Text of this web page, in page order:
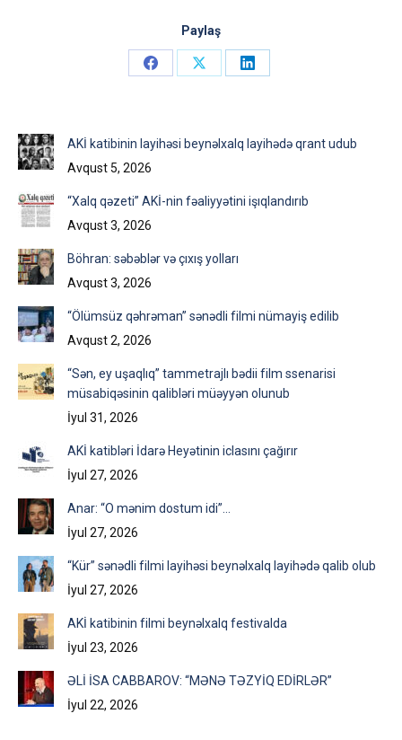
Paylaş
Share
Share
Share
AKİ katibinin layihəsi beynəlxalq layihədə qrant udub
Avqust 5, 2026
“Xalq qəzeti” AKİ-nin fəaliyyətini işıqlandırıb
Avqust 3, 2026
Böhran: səbəblər və çıxış yolları
Avqust 3, 2026
“Ölümsüz qəhrəman” sənədli filmi nümayiş edilib
Avqust 2, 2026
“Sən, ey uşaqlıq” tammetrajlı bədii film ssenarisi
müsabiqəsinin qalibləri müəyyən olunub
İyul 31, 2026
AKİ katibləri İdarə Heyətinin iclasını çağırır
İyul 27, 2026
Anar: “O mənim dostum idi”…
İyul 27, 2026
“Kür” sənədli filmi layihəsi beynəlxalq layihədə qalib olub
İyul 27, 2026
AKİ katibinin filmi beynəlxalq festivalda
İyul 23, 2026
ƏLİ İSA CABBAROV: “MƏNƏ TƏZYİQ EDİRLƏR”
İyul 22, 2026